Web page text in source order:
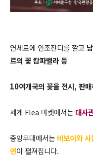
연세로에 인조잔디를 깔고
르의 꽃 캄파벨라 등
10여개국의 꽃을 전시, 판매
세계 Flea 마켓에서는 대사
중앙무대에서는 비보이와
연이 펼져집니다.